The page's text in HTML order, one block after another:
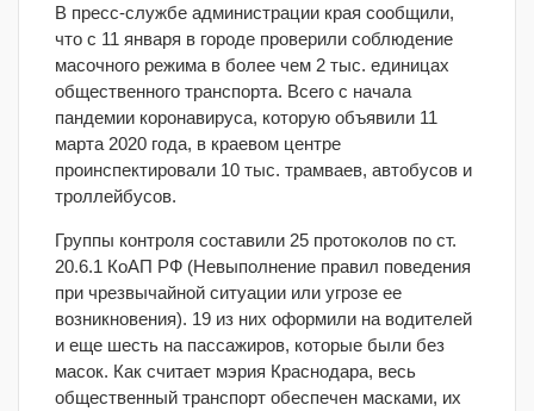
В пресс-службе администрации края сообщили,
что с 11 января в городе проверили соблюдение
масочного режима в более чем 2 тыс. единицах
общественного транспорта. Всего с начала
пандемии коронавируса, которую объявили 11
марта 2020 года, в краевом центре
проинспектировали 10 тыс. трамваев, автобусов и
троллейбусов.
Группы контроля составили 25 протоколов по ст.
20.6.1 КоАП РФ (Невыполнение правил поведения
при чрезвычайной ситуации или угрозе ее
возникновения). 19 из них оформили на водителей
и еще шесть на пассажиров, которые были без
масок. Как считает мэрия Краснодара, весь
общественный транспорт обеспечен масками, их